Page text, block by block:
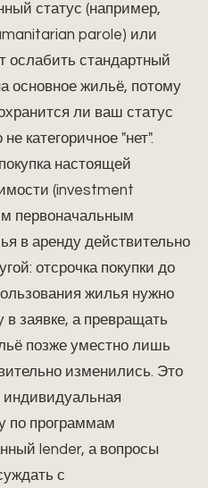
статус (например,
parole) или
ослабить стандартный
основное жильё, потому
ли ваш статус
категоричное "нет".
настоящей
(investment
первоначальным
в аренду действительно
отсрочка покупки до
жилья нужно
в заявке, а превращать
позже уместно лишь
изменились. Это
по программам
lender, а вопросы
с